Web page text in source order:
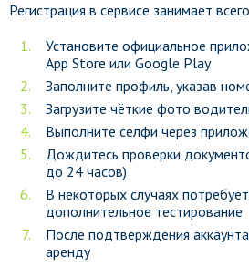
Регистрация в сервисе занимает
Установите официальное
App Store или Google Play
Заполните профиль, указав
Загрузите чёткие фото
Выполните селфи через
Дождитесь проверки
до 24 часов)
В некоторых случаях
дополнительное тестирование
После подтверждения
аренду